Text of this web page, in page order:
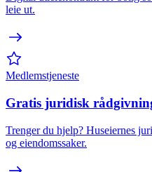
leie ut.
Medlemstjeneste
Gratis juridisk
Trenger du hjelp? Huseiernes
og eiendomssaker.